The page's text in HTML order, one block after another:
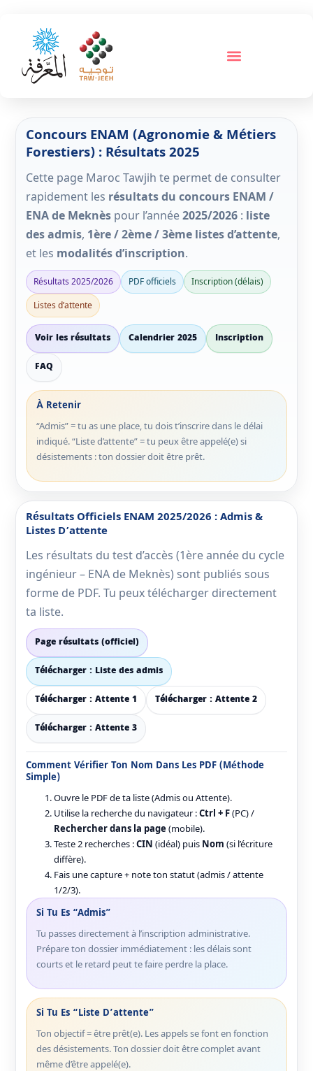
Concours ENAM (Agronomie & Métiers
Forestiers) : Résultats 2025
Cette page Maroc Tawjih te permet de consulter
rapidement les résultats du concours ENAM /
ENA de Meknès pour l’année2025/2026 : liste
des admis, 1ère / 2ème / 3ème listes d’attente,
et les modalités d’inscription.
Résultats 2025/2026 PDF officiels
Inscription (délais)
Listes d’attente
Voir les résultats Calendrier 2025
Inscription
FAQ
À Retenir
“Admis” = tu as une place, tu dois t’inscrire dans le délai
indiqué. “Liste d’attente” = tu peux être appelé(e) si
désistements : ton dossier doit être prêt.
Résultats Officiels ENAM 2025/2026 : Admis &
Listes D’attente
Les résultats du test d’accès (1ère année du cycle
ingénieur – ENA de Meknès) sont publiés sous
forme de PDF. Tu peux télécharger directement
ta liste.
Page résultats (officiel)
Télécharger : Liste des admis
Télécharger : Attente 1
Télécharger : Attente 2
Télécharger : Attente 3
Comment Vérifier Ton Nom Dans Les PDF (méthode
Simple)
Ouvre le PDF de ta liste (Admis ou Attente).
Utilise la recherche du navigateur :Ctrl + F(PC) /
Rechercher dans la page (mobile).
Teste 2 recherches :CIN (idéal) puis Nom (si l’écriture
diffère).
Fais une capture + note ton statut (admis / attente
1/2/3).
Si Tu Es “Admis”
Tu passes directement à l’inscription administrative.
Prépare ton dossier immédiatement : les délais sont
courts et le retard peut te faire perdre la place.
Si Tu Es “Liste D’attente”
Ton objectif = être prêt(e). Les appels se font en fonction
des désistements. Ton dossier doit être complet avant
même d’être appelé(e).